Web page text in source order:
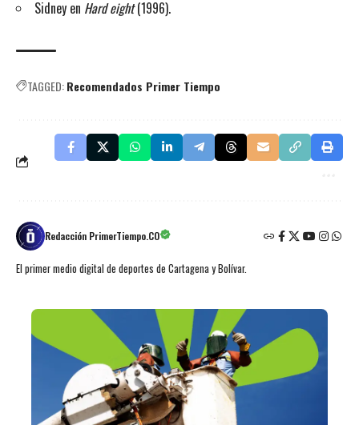
Sidney en Hard eight(1996).
TAGGED:Recomendados Primer Tiempo
Redacción PrimerTiempo.CO
El primer medio digital de deportes de Cartagena y Bolívar.